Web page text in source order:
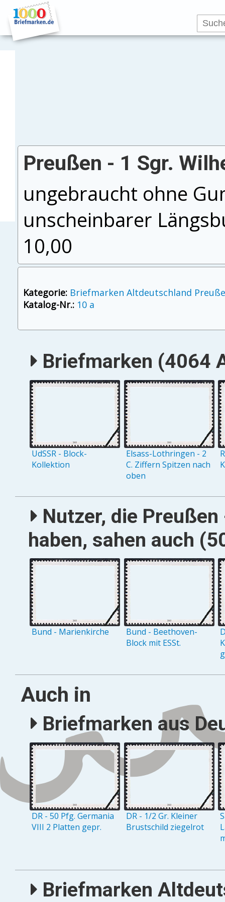
Preußen - 1 Sgr.
ungebraucht ohne
unscheinbarer
10,00
Kategorie: Briefmarken Altdeutschland
Katalog-Nr.: 10 a
Briefmarken (4064
UdSSR - Block-
Kollektion
Elsass-Lothringen - 2
C. Ziffern Spitzen nach
oben
Nutzer, die
haben, sahen auch
Bund - Marienkirche
Bund - Beethoven-
Block mit ESSt.
Auch in
Briefmarken aus
DR - 50 Pfg. Germania
VIII 2 Platten gepr.
DR - 1/2 Gr. Kleiner
Brustschild ziegelrot
Briefmarken